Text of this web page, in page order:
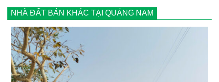
NHÀ ĐẤT BÁN KHÁC TẠI QUẢNG NAM